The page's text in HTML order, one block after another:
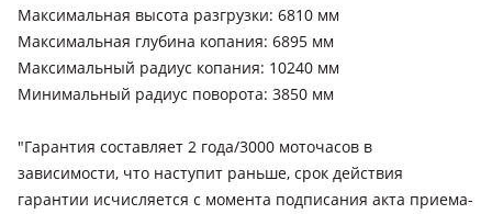
Максимальная высота разгрузки: 6810 мм
Максимальная глубина копания: 6895 мм
Максимальный радиус копания: 10240 мм
Минимальный радиус поворота: 3850 мм
"Гарантия составляет 2 года/3000 моточасов в
зависимости, что наступит раньше, срок действия
гарантии исчисляется с момента подписания акта приема-